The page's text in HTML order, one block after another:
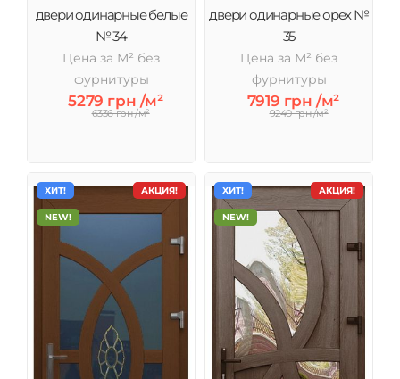
двери одинарные белые
№ 34
Цена за М² без
фурнитуры
5279 грн /м²
6336 грн /м²
двери одинарные орех №
35
Цена за М² без
фурнитуры
7919 грн /м²
9240 грн /м²
АКЦИЯ!
ХИТ!
NEW!
АКЦИЯ!
ХИТ!
NEW!